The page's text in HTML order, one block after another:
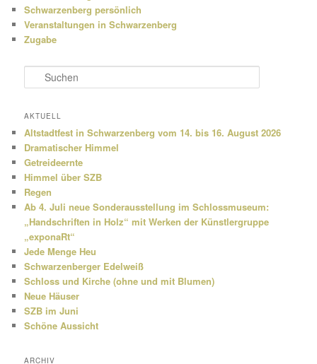
Schwarzenberg persönlich
Veranstaltungen in Schwarzenberg
Zugabe
u
h
n
AKTUELL
Altstadtfest in Schwarzenberg vom 14. bis 16. August 2026
Dramatischer Himmel
Getreideernte
Himmel über SZB
Regen
Ab 4. Juli neue Sonderausstellung im Schlossmuseum:
„Handschriften in Holz“ mit Werken der Künstlergruppe
„exponaRt“
Jede Menge Heu
Schwarzenberger Edelweiß
Schloss und Kirche (ohne und mit Blumen)
Neue Häuser
SZB im Juni
Schöne Aussicht
ARCHIV